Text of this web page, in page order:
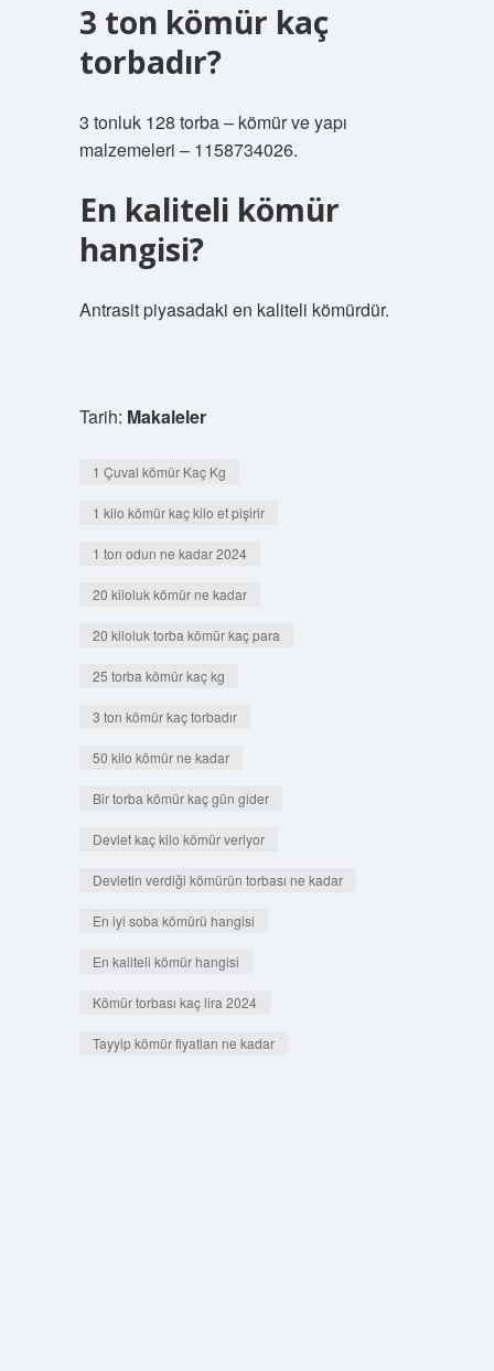
3 ton kömür kaç
torbadır?
3 tonluk 128 torba – kömür ve yapı
malzemeleri – 1158734026.
En kaliteli kömür
hangisi?
Antrasit piyasadaki en kaliteli kömürdür.
Tarih: Makaleler
1 Çuval kömür Kaç Kg
1 kilo kömür kaç kilo et pişirir
1 ton odun ne kadar 2024
20 kiloluk kömür ne kadar
20 kiloluk torba kömür kaç para
25 torba kömür kaç kg
3 ton kömür kaç torbadır
50 kilo kömür ne kadar
Bir torba kömür kaç gün gider
Devlet kaç kilo kömür veriyor
Devletin verdiği kömürün torbası ne kadar
En iyi soba kömürü hangisi
En kaliteli kömür hangisi
Kömür torbası kaç lira 2024
Tayyip kömür fiyatları ne kadar